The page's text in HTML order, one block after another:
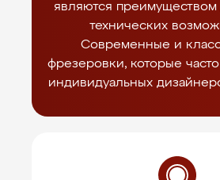
являются
технических
Современные и
фрезеровки, которые
индивидуальных